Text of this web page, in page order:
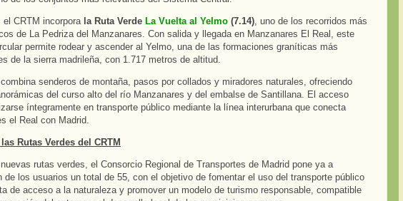
el CRTM incorpora la Ruta Verde La Vuelta al Yelmo (7.14) , uno de los recorridos más
de La Pedriza del Manzanares. Con salida y llegada en Manzanares El Real, este
permite rodear y ascender al Yelmo, una de las formaciones graníticas más
de la sierra madrileña, con 1.717 metros de altitud.
senderos de montaña, pasos por collados y miradores naturales, ofreciendo
del curso alto del río Manzanares y del embalse de Santillana. El acceso
íntegramente en transporte público mediante la línea interurbana que conecta
el Real con Madrid.
Rutas Verdes del CRTM
rutas verdes, el Consorcio Regional de Transportes de Madrid pone ya a
de los usuarios un total de 55, con el objetivo de fomentar el uso del transporte público
de acceso a la naturaleza y promover un modelo de turismo responsable, compatible